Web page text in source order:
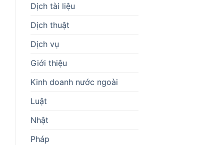
Dịch tài liệu
Dịch thuật
Dịch vụ
Giới thiệu
Kinh doanh nước ngoài
Luật
Nhật
Pháp